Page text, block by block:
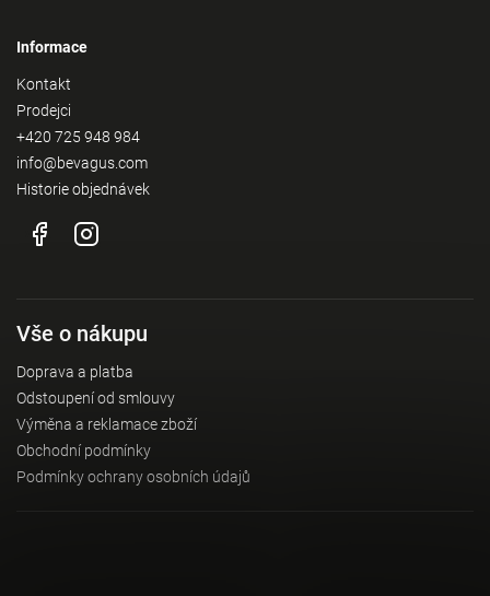
Informace
Kontakt
Prodejci
+420 725 948 984
info@bevagus.com
Historie objednávek
Vše o nákupu
Doprava a platba
Odstoupení od smlouvy
Výměna a reklamace zboží
Obchodní podmínky
Podmínky ochrany osobních údajů